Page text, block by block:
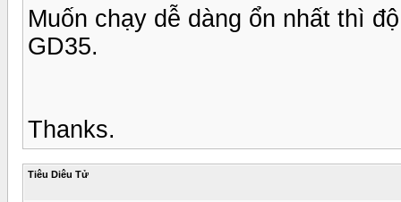
Muốn chạy dễ dàng ổn nhất thì
GD35.
Thanks.
Tiêu Diêu Tử